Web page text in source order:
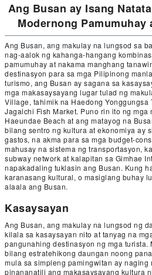
Ang Busan ay Isang
Modernong Pamumuhay
Ang Busan, ang makulay na lungsod sa
nag-aalok ng kahanga-hangang
pamumuhay at nakama manghang
destinasyon para sa mga Pilipinong
turismo, ang Busan ay sagana sa
mga makasaysayang lugar tulad ng
Village, tahimik na Haedong Yonggungsa
Jagalchi Fish Market. Puno rin ito ng
Haeundae Beach at ang matayog na
bilang sentro ng kultura at ekonomiya ay
gastos, na akma para sa mga budget-
mahusay na sistema ng transportasyon,
subway network at kalapitan sa Gimhae
napakadaling tuklasin ang Busan. Kung
karanasang kultural, o masiglang buhay
alaala ang Busan.
Kasaysayan
Ang Busan, ang makulay na lungsod ng
kilala sa kasaysayan nito at tanyag na
pangunahing destinasyon ng mga turista.
bilang estratehikong daungan noong
mula sa simpleng pamingwitan ay naging
pinananatili ang makasaysayang kultura